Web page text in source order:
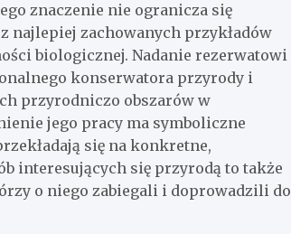
znaczenie nie ogranicza się
najlepiej zachowanych przykładów
biologicznej. Nadanie rezerwatowi
konserwatora przyrody i
przyrodniczo obszarów w
jego pracy ma symboliczne
się na konkretne,
interesujących się przyrodą to także
o niego zabiegali i doprowadzili do